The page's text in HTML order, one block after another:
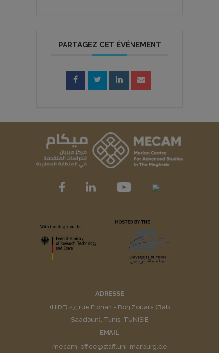
PARTAGEZ CET ÉVÉNEMENT
ADRESSE
(HIDE) 27, rue Florian - Borj Zouara (Bab
Saadoun), Tunis. TUNISIE
EMAIL
mecam-office@staff.uni-marburg.de